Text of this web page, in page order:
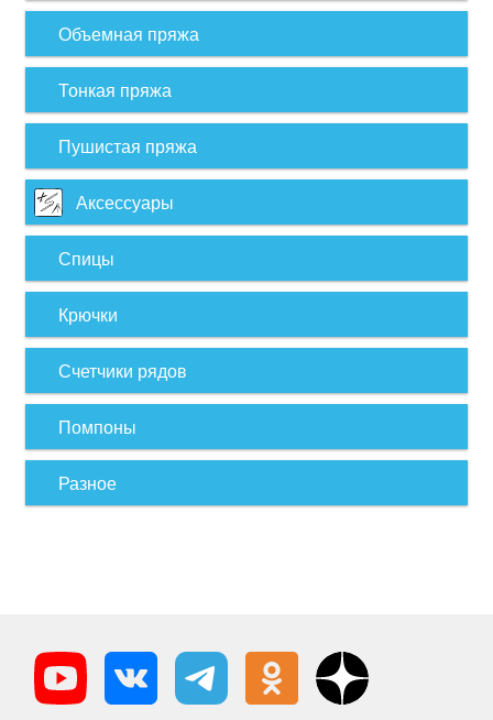
Объемная пряжа
Тонкая пряжа
Пушистая пряжа
Аксессуары
Спицы
Крючки
Счетчики рядов
Помпоны
Разное